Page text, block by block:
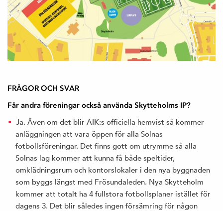
FRÅGOR OCH SVAR
Får andra föreningar också använda Skytteholms IP?
Ja. Även om det blir AIK:s officiella hemvist så kommer
anläggningen att vara öppen för alla Solnas
fotbollsföreningar. Det finns gott om utrymme så alla
Solnas lag kommer att kunna få både speltider,
omklädningsrum och kontorslokaler i den nya byggnaden
som byggs längst med Frösundaleden. Nya Skytteholm
kommer att totalt ha 4 fullstora fotbollsplaner istället för
dagens 3. Det blir således ingen försämring för någon